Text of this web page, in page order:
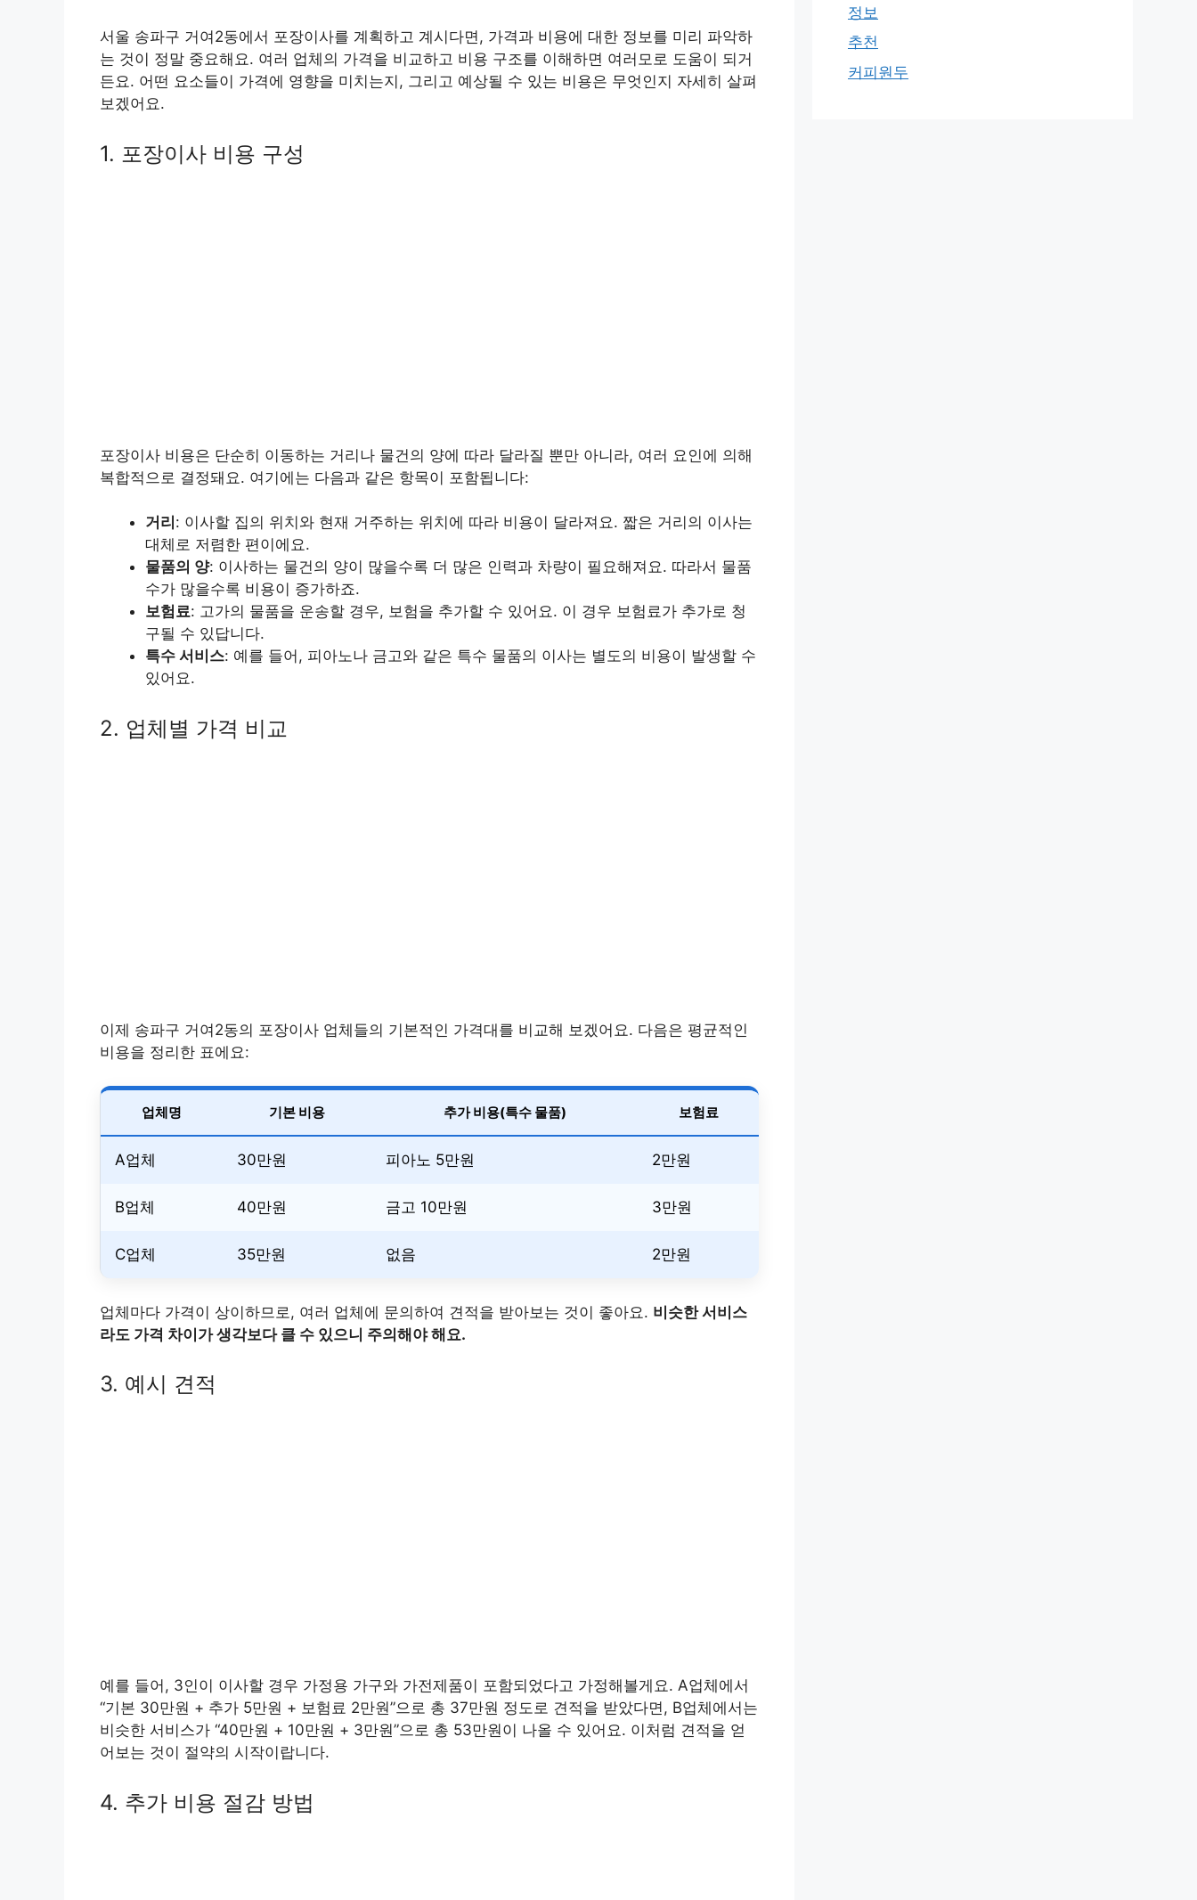
서울 송파구 거여2동에서 포장이사를 계획하고 계시다면, 가격과 비용에 대한 정보를 미리 파악하
는 것이 정말 중요해요. 여러 업체의 가격을 비교하고 비용 구조를 이해하면 여러모로 도움이 되거
든요. 어떤 요소들이 가격에 영향을 미치는지, 그리고 예상될 수 있는 비용은 무엇인지 자세히 살펴
보겠어요.
1. 포장이사 비용 구성
포장이사 비용은 단순히 이동하는 거리나 물건의 양에 따라 달라질 뿐만 아니라, 여러 요인에 의해
복합적으로 결정돼요. 여기에는 다음과 같은 항목이 포함됩니다:
거리 : 이사할 집의 위치와 현재 거주하는 위치에 따라 비용이 달라져요. 짧은 거리의 이사는
대체로 저렴한 편이에요.
물품의 양: 이사하는 물건의 양이 많을수록 더 많은 인력과 차량이 필요해져요. 따라서 물품
수가 많을수록 비용이 증가하죠.
보험료: 고가의 물품을 운송할 경우, 보험을 추가할 수 있어요. 이 경우 보험료가 추가로 청
구될 수 있답니다.
특수 서비스: 예를 들어, 피아노나 금고와 같은 특수 물품의 이사는 별도의 비용이 발생할 수
있어요.
2. 업체별 가격 비교
이제 송파구 거여2동의 포장이사 업체들의 기본적인 가격대를 비교해 보겠어요. 다음은 평균적인
비용을 정리한 표에요:
업체명 기본 비용 추가 비용(특수 물품) 보험료
A업체 30만원 피아노 5만원 2만원
B업체 40만원 금고 10만원 3만원
C업체 35만원 없음 2만원
업체마다 가격이 상이하므로, 여러 업체에 문의하여 견적을 받아보는 것이 좋아요. 비슷한 서비스
라도 가격 차이가 생각보다 클 수 있으니 주의해야 해요.
3. 예시 견적
예를 들어, 3인이 이사할 경우 가정용 가구와 가전제품이 포함되었다고 가정해볼게요. A업체에서
“기본 30만원 + 추가 5만원 + 보험료 2만원”으로 총 37만원 정도로 견적을 받았다면, B업체에서는
비슷한 서비스가 “40만원 + 10만원 + 3만원”으로 총 53만원이 나올 수 있어요. 이처럼 견적을 얻
어보는 것이 절약의 시작이랍니다.
4. 추가 비용 절감 방법
정보
추천
커피원두